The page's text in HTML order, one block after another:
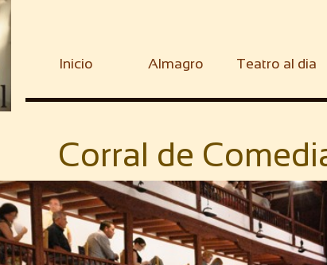
Inicio Almagro Teatro al dia
Corral de